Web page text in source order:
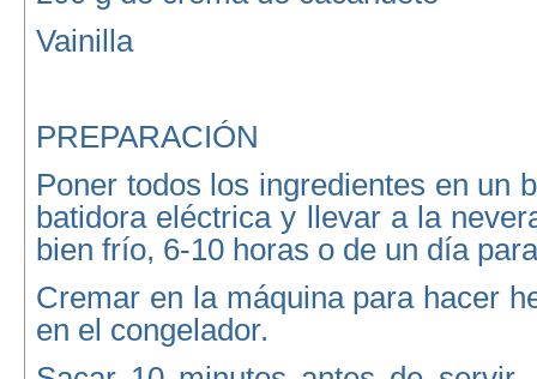
Vainilla
PREPARACIÓN
Poner todos los ingredientes en un
batidora eléctrica y llevar a la
bien frío, 6-10 horas o de un día
Cremar en la máquina para hacer
en el congelador.